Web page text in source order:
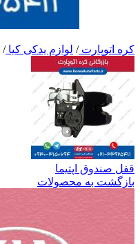
کره اتوپارت/ لوازم یدکی کیا/
قفل صندوق اپتیما
بازگشت به محصولات